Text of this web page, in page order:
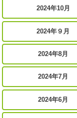
2024年10月
2024年９月
2024年8月
2024年7月
2024年6月